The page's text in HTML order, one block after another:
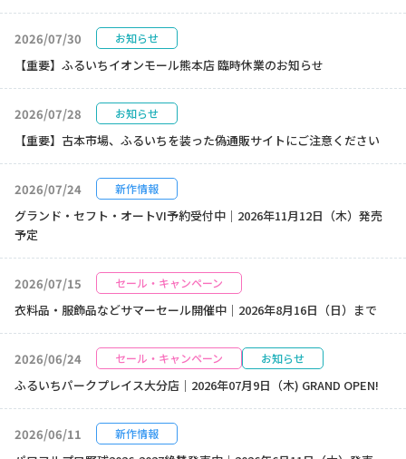
2026/07/30 お知らせ
【重要】ふるいちイオンモール熊本店 臨時休業のお知らせ
2026/07/28 お知らせ
【重要】古本市場、ふるいちを装った偽通販サイトにご注意ください
2026/07/24 新作情報
グランド・セフト・オートVI予約受付中｜2026年11月12日（木）発売
予定
2026/07/15 セール・キャンペーン
衣料品・服飾品などサマーセール開催中｜2026年8月16日（日）まで
2026/06/24 セール・キャンペーン お知らせ
ふるいちパークプレイス大分店｜2026年07月9日（木) GRAND OPEN!
2026/06/11 新作情報